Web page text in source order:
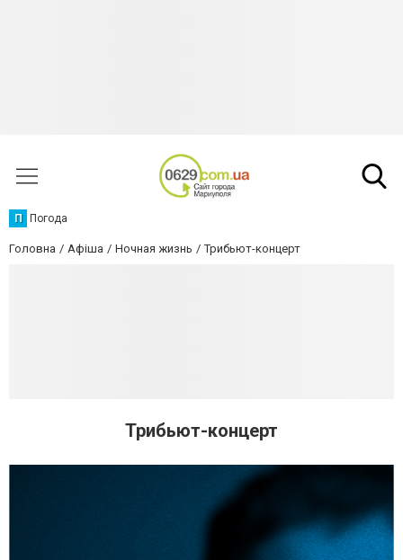
П Погода
Головна Афіша Ночная жизнь Трибьют-концерт
Трибьют-концерт